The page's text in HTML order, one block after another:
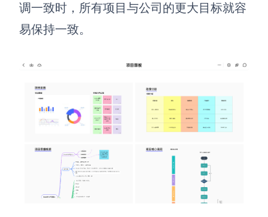
调一致时，所有项目与公司的更大目标就容
易保持一致。